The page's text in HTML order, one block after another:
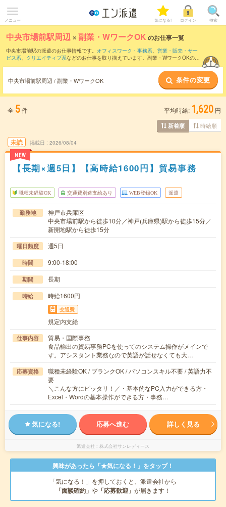
メニュー 気になる! ログイン 検索
中央市場前駅周辺 ×副業・WワークOK のお仕事一覧
中央市場前駅の派遣のお仕事情報です。 オフィスワーク・事務系、 営業・販売・サー
ビス系、 クリエイティブ系などのお仕事を取り揃えています。副業・WワークOKの条
中央市場前駅周辺 / 副業・WワークOK 条件の変更
全 5件 平均時給: 1,620 円
新着順 時給順
未読
NEW
掲載日 2026/08/04
【長期×週5日】【高時給1600円】貿易事務
職種未経験OK 交通費別途支給あり WEB登録OK 派遣
勤務地
神戸市兵庫区
中央市場前駅から徒歩10分／神戸(兵庫県)駅から徒歩15分／
新開地駅から徒歩15分
曜日頻度 週5日
時間 9:00-18:00
期間 長期
時給 時給1600円
交通費
規定内支給
仕事内容
貿易・国際事務
食品輸出の貿易事務PCを使ってのシステム操作がメインで
す。アシスタント業務なので英語が話せなくても大…
応募資格
職種未経験OK / ブランクOK / パソコンスキル不要 / 英語力不
要
＼こんな方にピッタリ！／・基本的なPC入力ができる方・
Excel・Wordの基本操作ができる方・事務…
気になる! 応募へ進む 詳しく見る
派遣会社 株式会社サンレディース
興味があったら「★気になる！」をタップ！
「気になる！」を押しておくと、派遣会社から
「面談確約」 や 「応募歓迎」 が届きます！